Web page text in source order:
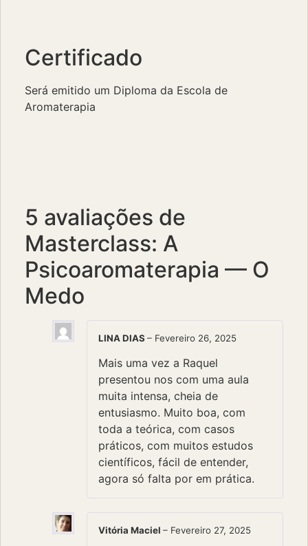
Certificado
Será emitido um Diploma da Escola de
Aromaterapia
5 avaliações de
Masterclass: A
Psicoaromaterapia — O
Medo
LINA DIAS – Fevereiro 26, 2025
Mais uma vez a Raquel
presentou nos com uma aula
muita intensa, cheia de
entusiasmo. Muito boa, com
toda a teórica, com casos
práticos, com muitos estudos
científicos, fácil de entender,
agora só falta por em prática.
Vitória Maciel – Fevereiro 27, 2025